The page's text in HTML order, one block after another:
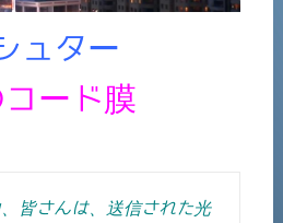
ュター
ード膜
皆さんは、送信された光